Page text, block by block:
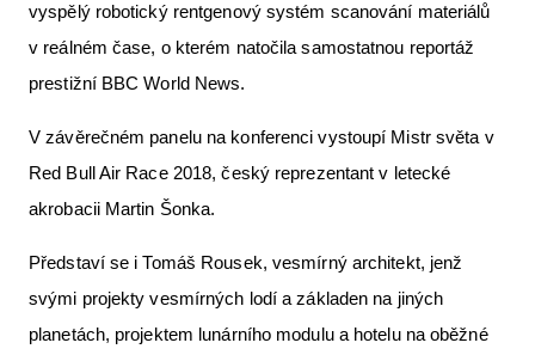
vyspělý robotický rentgenový systém scanování materiálů
v reálném čase, o kterém natočila samostatnou reportáž
prestižní BBC World News.
V závěrečném panelu na konferenci vystoupí Mistr světa v
Red Bull Air Race 2018, český reprezentant v letecké
akrobacii Martin Šonka.
Představí se i Tomáš Rousek, vesmírný architekt, jenž
svými projekty vesmírných lodí a základen na jiných
planetách, projektem lunárního modulu a hotelu na oběžné